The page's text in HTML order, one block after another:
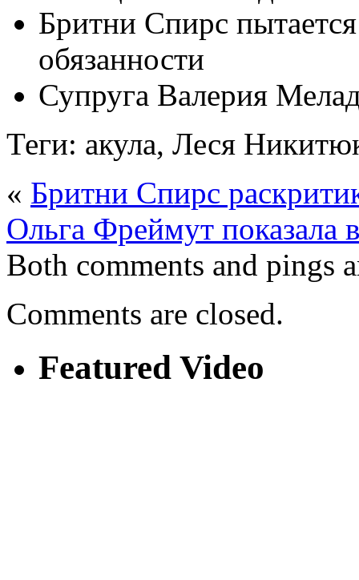
Бритни Спирс
обязанности
Супруга Валерия
Теги: акула, Леся
« Бритни Спирс
Ольга Фреймут показала
Both comments and pings
Comments are closed.
Featured Video